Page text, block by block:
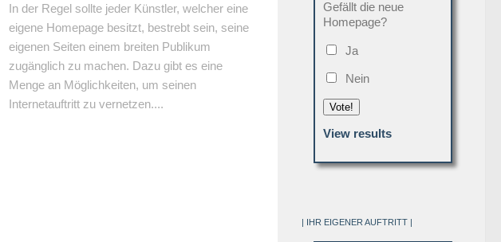
In der Regel sollte jeder Künstler, welcher eine
eigene Homepage besitzt, bestrebt sein, seine
eigenen Seiten einem breiten Publikum
zugänglich zu machen. Dazu gibt es eine
Menge an Möglichkeiten, um seinen
Internetauftritt zu vernetzen....
Gefällt die neue
Homepage?
Ja
Nein
Vote!
View results
| IHR EIGENER AUFTRITT |